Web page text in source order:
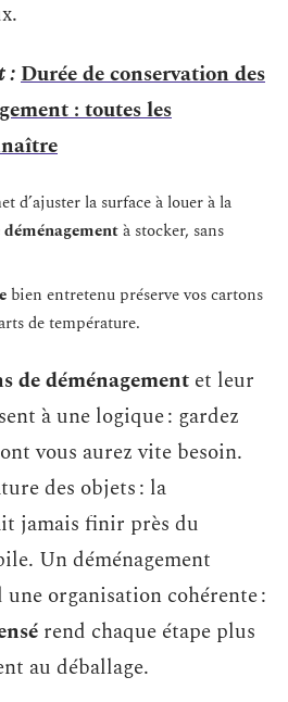
:Durée de conservation des
: toutes les
d’ajuster la surface à louer à la
à stocker, sans
bien entretenu préserve vos cartons
de température.
de déménagement et leur
à une logique : gardez
vous aurez vite besoin.
des objets : la
jamais finir près du
Un déménagement
une organisation cohérente :
rend chaque étape plus
au déballage.